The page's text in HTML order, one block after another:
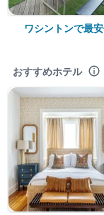
ワシントンで最
おすすめホテル